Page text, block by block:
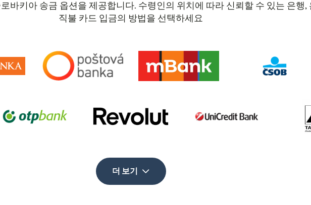
바키아 송금 옵션을 제공합니다. 수령인의 위치에 따라 신뢰할 수 있는 은행,
직불 카드 입금의 방법을 선택하세요
더 보기